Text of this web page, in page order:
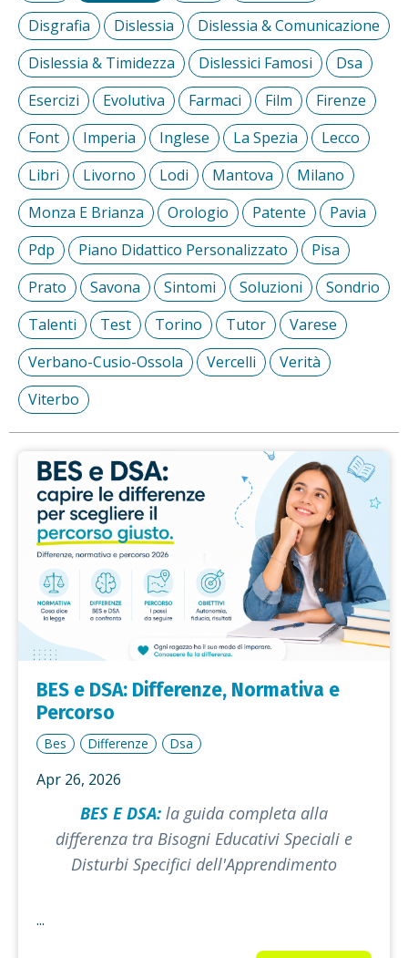
BES e DSA: Differenze, Normativa e
Percorso
Bes Differenze Dsa
Apr 26, 2026
BES E DSA: la guida completa alla
differenza tra Bisogni Educativi Speciali e
Disturbi Specifici dell'Apprendimento
...
Disgrafia
Dislessia
Dislessia & Comunicazione
Dislessia & Timidezza
Dislessici Famosi
Dsa
Esercizi
Evolutiva Farmaci Film
Firenze
Font
Imperia Inglese La Spezia
Lecco
Libri
Livorno Lodi Mantova
Milano
Monza E Brianza
Orologio Patente
Pavia
Pdp
Piano Didattico Personalizzato
Pisa
Prato
Savona Sintomi Soluzioni
Sondrio
Talenti
Test Torino Tutor
Varese
Verbano-Cusio-Ossola
Vercelli
Verità
Viterbo